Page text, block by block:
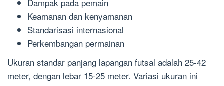
Dampak pada pemain
Keamanan dan kenyamanan
Standarisasi internasional
Perkembangan permainan
Ukuran standar panjang lapangan futsal adalah 25-42
meter, dengan lebar 15-25 meter. Variasi ukuran ini